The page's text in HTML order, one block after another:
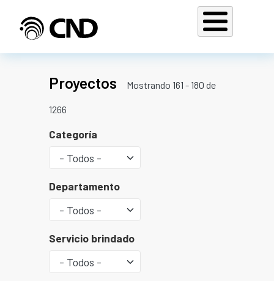
Proyectos Mostrando 161 - 180 de
1266
Categoría
Departamento
Servicio brindado